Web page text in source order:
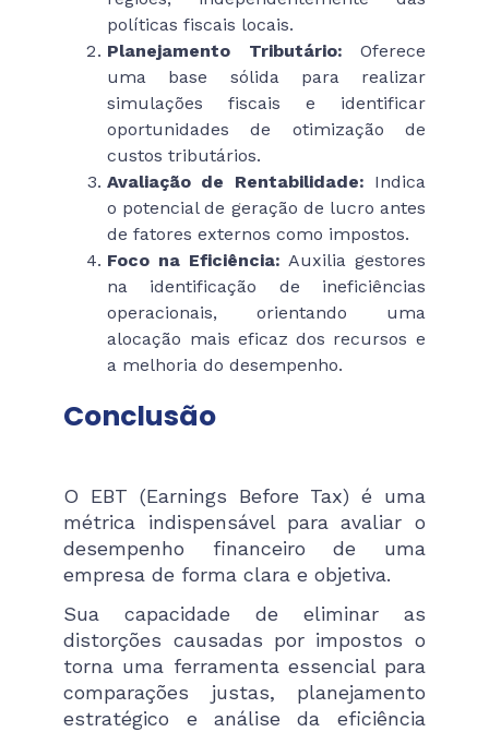
políticas fiscais locais.
Planejamento Tributário: Oferece
uma base sólida para realizar
simulações fiscais e identificar
oportunidades de otimização de
custos tributários.
Avaliação de Rentabilidade: Indica
o potencial de geração de lucro antes
de fatores externos como impostos.
Foco na Eficiência: Auxilia gestores
na identificação de ineficiências
operacionais, orientando uma
alocação mais eficaz dos recursos e
a melhoria do desempenho.
Conclusão
O EBT (Earnings Before Tax) é uma
métrica indispensável para avaliar o
desempenho financeiro de uma
empresa de forma clara e objetiva.
Sua capacidade de eliminar as
distorções causadas por impostos o
torna uma ferramenta essencial para
comparações justas, planejamento
estratégico e análise da eficiência